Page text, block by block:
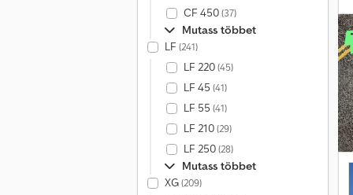
CF 450(37)
Mutass többet
LF (241)
LF 220(45)
LF 45 (41)
LF 55 (41)
LF 210(29)
LF 250(28)
Mutass többet
XG(209)